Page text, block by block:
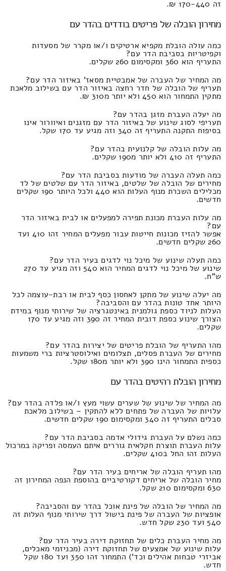
זה 170-440 ₪.
מחירון הובלה של פריטים בודדים בהדר עם
כמה עולה הובלת מקפיא ארטיקים ו/או מקרר של מסעדות
וקפיטריות בסביבת הדר עם?
התעריף הוא 360 ומקסימום 260 שקלים.
מה המחיר של העברה של אמבטיית מסאז' באיזור הדר עם?
תעריף של הובלה של חדר רחצה באיזור הדר עם בשילוב מלאכת
מתקין התמחור הוא 450 ולא יותר מ310 ₪.
מה יעלה העברת מזגן בהדר עם?
תעריפי לסוג שינוע של באיזור הדר עם מזגנים ואיוורור אינו
בסיפוח התקנה התעריף זה 340 וזה מגיע עד 170 שקל.
מה עלות הובלה של קלנועית בהדר עם?
התעריף זה 410 ולא יותר מ190 שקלים.
כמה תעלה העברה של מודעות בסביבת הדר עם?
מחירים של הובלה של שלטים, באיזור הדר עם שלטים של לד
מכלילים השכרת מנוף העלות הוא 440 ולכל היותר 190 שקלים
חדשים.
מה עלות העברת מכונת תפירה למפעלים או לבית באיזור הדר
עם?
אפשר להזיז מכונות חייטות עבור מפעלים המחיר זהו 410 ועד
260 שקלים חדשים.
כמה תעלה שינוע של מיכל נוי לדגים בעיר הדר עם?
שינוע של מיכל נוי לדגים המחיר הוא 540 וזה מגיע עד 270
ש"ח.
מה יעלה שינוע של מתקן לאחסון כסף לבית או רבת-עוצמה לכל
היותר אחד טונות בהדר עם והסביבה?
העלות לניוד כספת גולמנית באינטגרציה של שירותי מנוף במידת
הצורך שינוע כספת דובית המחיר זה 390 וזה מגיע עד 170
שקלים.
מהו התעריף של הובלת פריטים של יצירות בהדר עם?
מחירים של העברת פסלים, תצלומים ואילוסטרציות ברי משמעות
כספית התמחור הינו 390 ולא יותר מ180 שקל.
מחירון הובלת רהיטים בהדר עם
מה המחיר של שינוע של שערים עשוי מעץ ו/או פלדה בהדר עם?
עלויות של העברה של פתחים ללא להתקין – בשילוב מלאכת
סבלים התעריף זה 340 ומקסימום 190 שקלים חדשים.
כמה נשלם על העברת גידולי אדמה בסביבת הדר עם?
עלות העברת תוצרת חקלאית גוררים איתם העמסה ופריקה במרכול
העלות זהו החל ב410 שקלים.
מהו תעריף הובלה של אריחים בעיר הדר עם?
מחיר הובלה של אריחים דקורטיביים בהוספת הנפה המחירון זה
630 ומקסימום 210 שקל.
מה המחיר של הובלה של פינת אוכל בהדר עם והסביבה?
אופציות של העברה של פינת בישול דרך שירותי מנוף העלות זה
540 ועד 230 שקל חדש.
מה מחיר העברת כלים של תחזוקת דירה בעיר הדר עם?
עלות שינוע של אמצעים של תחזוקת דירה (מכניזמי מאכלים,
אביזרי טבחות אהילים וכד') התמחור זהו 350 ועד 180 שקל
חדש.